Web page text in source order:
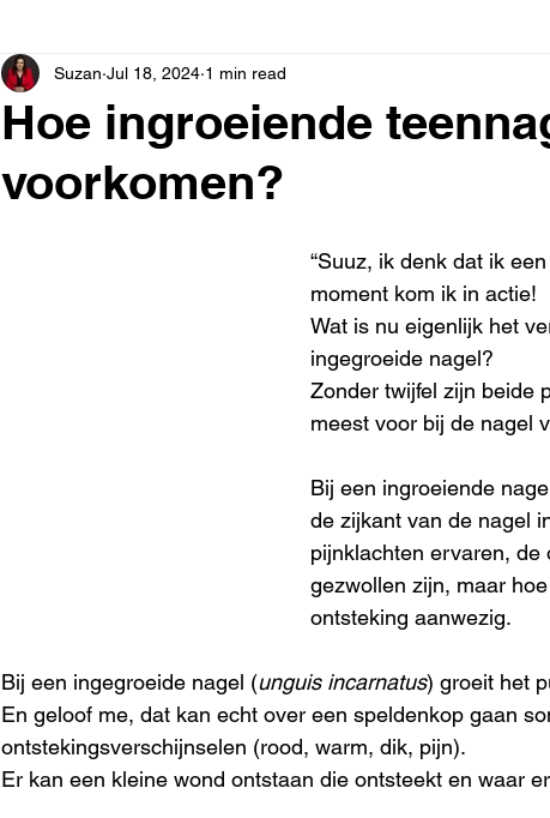
Hoe ingroeiende
voorkomen?
Suzan Jul 18, 2024 1 min read
“Suuz, ik denk dat ik
moment kom ik in actie!
Wat is nu eigenlijk het
ingegroeide nagel?
Zonder twijfel zijn beide
meest voor bij de nagel
Bij een ingroeiende
de zijkant van de nagel
pijnklachten ervaren, de
gezwollen zijn, maar
ontsteking aanwezig.
Bij een ingegroeide nagel (unguis incarnatus) groeit het
En geloof me, dat kan echt over een speldenkop gaan
ontstekingsverschijnselen (rood, warm, dik, pijn).
Er kan een kleine wond ontstaan die ontsteekt en waar